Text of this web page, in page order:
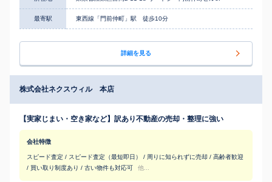
最寄駅 東西線「門前仲町」駅 徒歩10分
詳細を見る
株式会社ネクスウィル 本店
【実家じまい・空き家など】訳あり不動産の売却・整理に強い
会社特徴
スピード査定 / スピード査定（最短即日） / 周りに知られずに売却 / 高齢者歓迎
/ 買い取り制度あり / 古い物件も対応可
他...